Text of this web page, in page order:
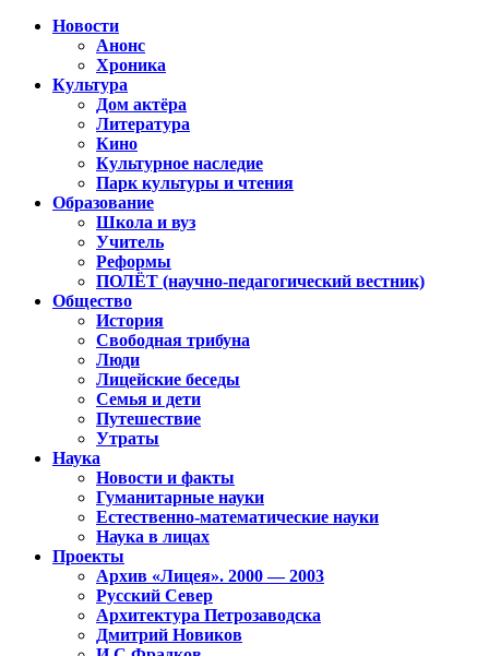
Новости
Анонс
Хроника
Культура
Дом актёра
Литература
Кино
Культурное наследие
Парк культуры и чтения
Образование
Школа и вуз
Учитель
Реформы
ПОЛЁТ (научно-педагогический вестник)
Общество
История
Свободная трибуна
Люди
Лицейские беседы
Семья и дети
Путешествие
Утраты
Наука
Новости и факты
Гуманитарные науки
Естественно-математические науки
Наука в лицах
Проекты
Архив «Лицея». 2000 — 2003
Русский Север
Архитектура Петрозаводска
Дмитрий Новиков